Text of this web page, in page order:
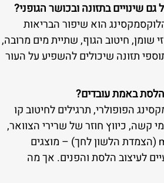
שינויים בתזונה ובכושר הגופני?
הוא שיפור הבריאות
שומן, חיטוב הגוף, שתיית מים מרובה,
תזונה שיכולים להשפיע על העור
באמת עובדים?
הפופולרי, תרגילים לחיטוב קו
קשה, כיווץ חוזר של שרירי הצוואר,
וטכניקות כמו mewing (הצמדת הלשון לחך) – מוצגים
לעיצוב הלסת והפנים. אך מה